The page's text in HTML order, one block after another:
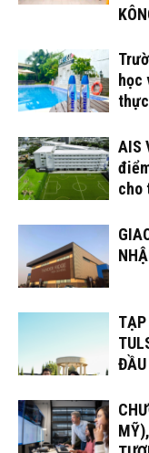
học
AIS
cho
ĐẦU